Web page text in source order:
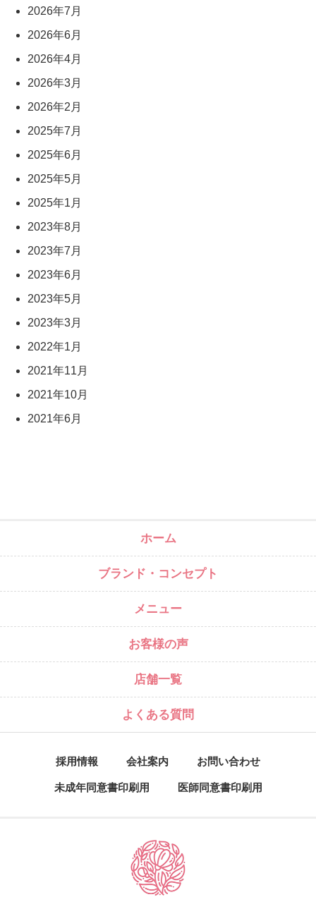
2026年7月
2026年6月
2026年4月
2026年3月
2026年2月
2025年7月
2025年6月
2025年5月
2025年1月
2023年8月
2023年7月
2023年6月
2023年5月
2023年3月
2022年1月
2021年11月
2021年10月
2021年6月
ホーム
ブランド・コンセプト
メニュー
お客様の声
店舗一覧
よくある質問
採用情報 会社案内 お問い合わせ
未成年同意書印刷用 医師同意書印刷用